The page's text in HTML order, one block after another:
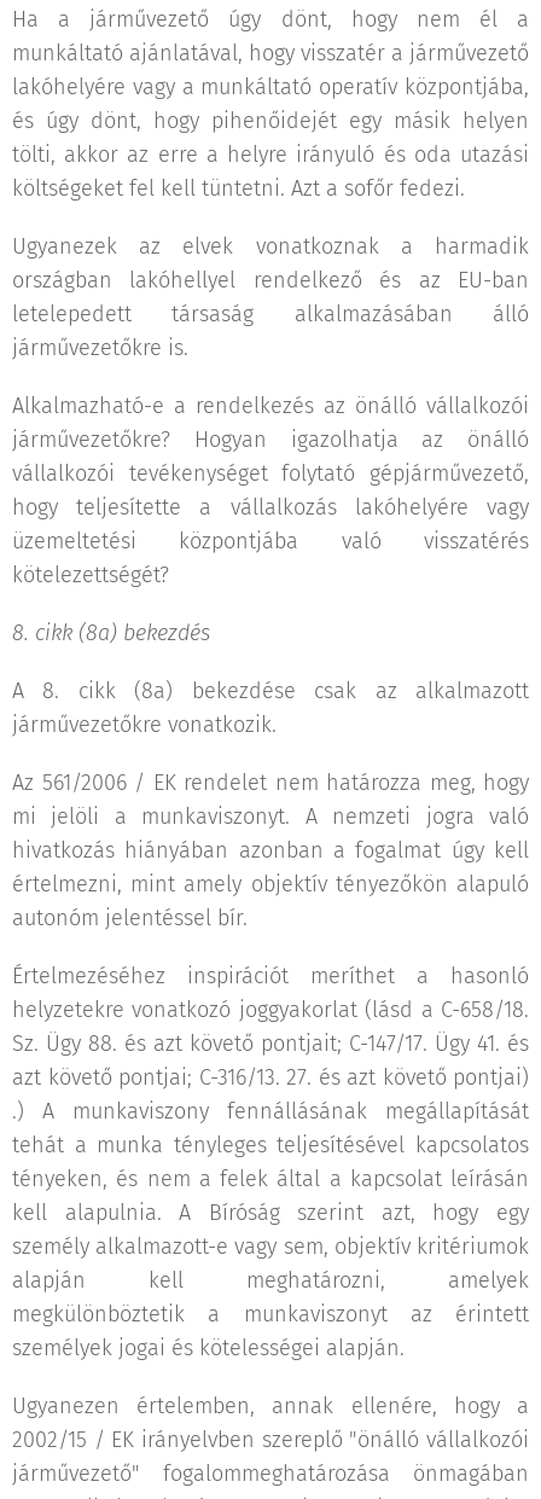
Ha a járművezető úgy dönt, hogy nem él a
munkáltató ajánlatával, hogy visszatér a járművezető
lakóhelyére vagy a munkáltató operatív központjába,
és úgy dönt, hogy pihenőidejét egy másik helyen
tölti, akkor az erre a helyre irányuló és oda utazási
költségeket fel kell tüntetni. Azt a sofőr fedezi.
Ugyanezek az elvek vonatkoznak a harmadik
országban lakóhellyel rendelkező és az EU-ban
letelepedett társaság alkalmazásában álló
járművezetőkre is.
Alkalmazható-e a rendelkezés az önálló vállalkozói
járművezetőkre? Hogyan igazolhatja az önálló
vállalkozói tevékenységet folytató gépjárművezető,
hogy teljesítette a vállalkozás lakóhelyére vagy
üzemeltetési központjába való visszatérés
kötelezettségét?
8. cikk (8a) bekezdés
A 8. cikk (8a) bekezdése csak az alkalmazott
járművezetőkre vonatkozik.
Az 561/2006 / EK rendelet nem határozza meg, hogy
mi jelöli a munkaviszonyt. A nemzeti jogra való
hivatkozás hiányában azonban a fogalmat úgy kell
értelmezni, mint amely objektív tényezőkön alapuló
autonóm jelentéssel bír.
Értelmezéséhez inspirációt meríthet a hasonló
helyzetekre vonatkozó joggyakorlat (lásd a C-658/18.
Sz. Ügy 88. és azt követő pontjait; C-147/17. Ügy 41. és
azt követő pontjai; C-316/13. 27. és azt követő pontjai)
.) A munkaviszony fennállásának megállapítását
tehát a munka tényleges teljesítésével kapcsolatos
tényeken, és nem a felek által a kapcsolat leírásán
kell alapulnia. A Bíróság szerint azt, hogy egy
személy alkalmazott-e vagy sem, objektív kritériumok
alapján kell meghatározni, amelyek
megkülönböztetik a munkaviszonyt az érintett
személyek jogai és kötelességei alapján.
Ugyanezen értelemben, annak ellenére, hogy a
2002/15 / EK irányelvben szereplő "önálló vállalkozói
járművezető" fogalommeghatározása önmagában